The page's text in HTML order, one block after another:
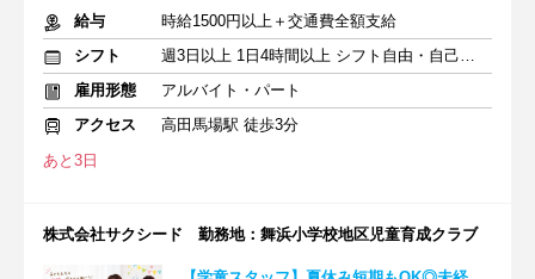
給与
時給1500円以上＋交通費全額支給
シフト
週3日以上 1日4時間以上 シフト自由・自己申告
雇用形態
アルバイト・パート
アクセス
高田馬場駅 徒歩3分
あと3日
株式会社サクシード 勤務地：舞浜小学校地区児童育成クラブ